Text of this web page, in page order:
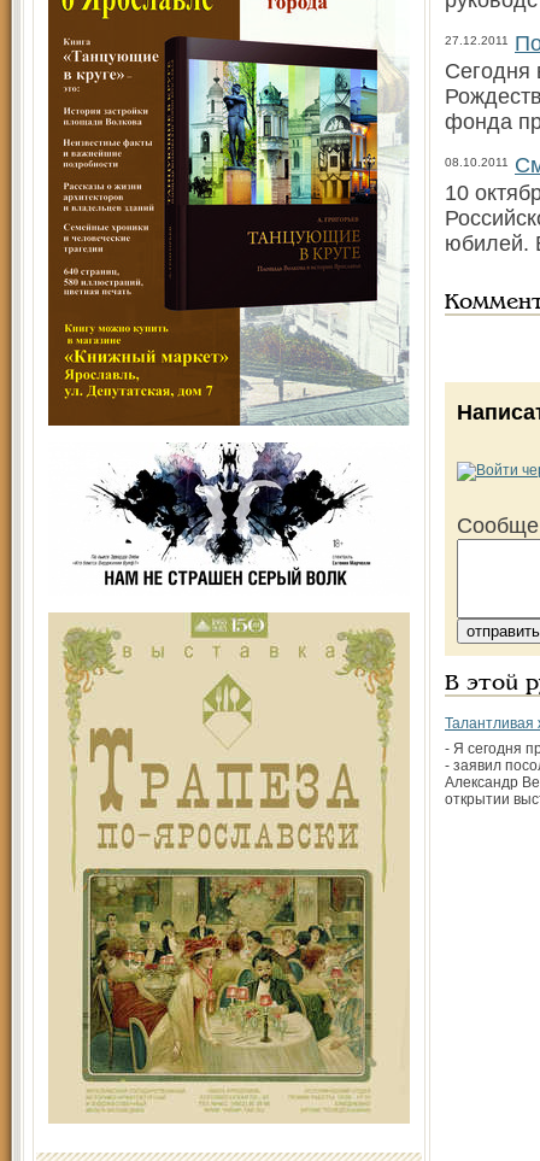
27.12.2011
Сегодня
фонда
08.10.2011
10
юбилей.
В этой
Талантливая
- Я сегодня
- заявил
Александр
открытии